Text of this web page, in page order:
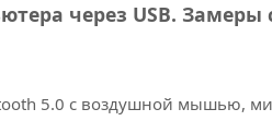
через USB.